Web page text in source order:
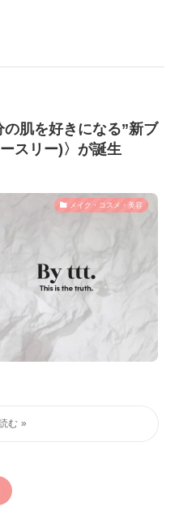
肌を好きになる”新ブ
スリー)〉が誕生
メイク・コスメ・美容